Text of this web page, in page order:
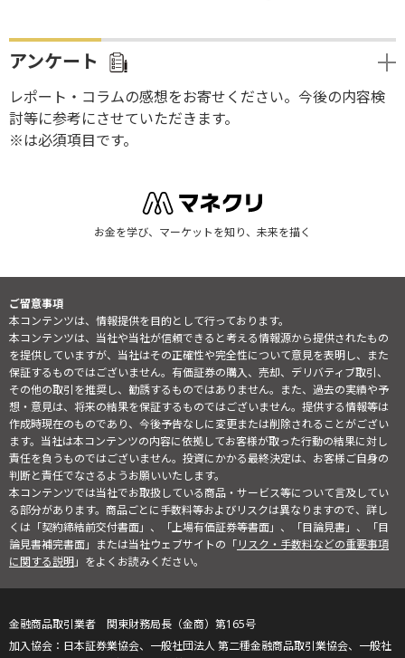
アンケート
レポート・コラムの感想をお寄せください。今後の内容検
討等に参考にさせていただきます。
※は必須項目です。
お金を学び、マーケットを知り、未来を描く
ご留意事項
本コンテンツは、情報提供を目的として行っております。
本コンテンツは、当社や当社が信頼できると考える情報源から提供されたもの
を提供していますが、当社はその正確性や完全性について意見を表明し、また
保証するものではございません。有価証券の購入、売却、デリバティブ取引、
その他の取引を推奨し、勧誘するものではありません。また、過去の実績や予
想・意見は、将来の結果を保証するものではございません。提供する情報等は
作成時現在のものであり、今後予告なしに変更または削除されることがござい
ます。当社は本コンテンツの内容に依拠してお客様が取った行動の結果に対し
責任を負うものではございません。投資にかかる最終決定は、お客様ご自身の
判断と責任でなさるようお願いいたします。
本コンテンツでは当社でお取扱している商品・サービス等について言及してい
る部分があります。商品ごとに手数料等およびリスクは異なりますので、詳し
くは「契約締結前交付書面」、「上場有価証券等書面」、「目論見書」、「目
論見書補完書面」または当社ウェブサイトの「リスク・手数料などの重要事項
に関する説明」をよくお読みください。
金融商品取引業者 関東財務局長（金商）第165号
日本証券業協会、一般社団法人 第二種金融商品取引業協会、一般社